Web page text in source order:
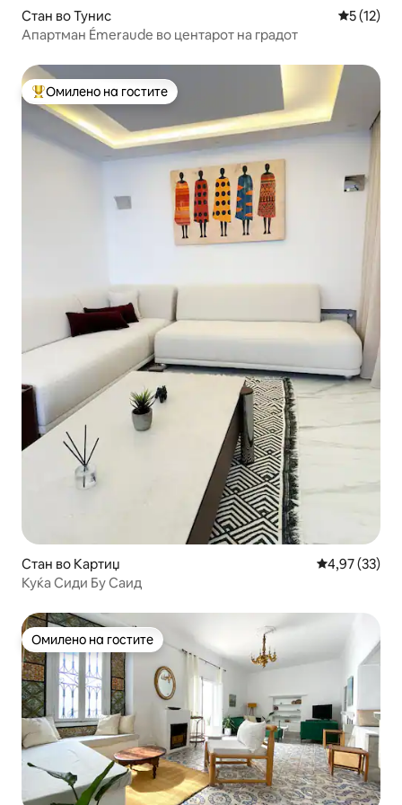
Стан во Тунис
5 (12)
Апартман Émeraude во центарот на градот
Меѓу најуспешните „Омилени на гостите“
Омилено на гостите
Стан во Картиџ Просечна
4,97 (33)
Куќа Сиди Бу Саид
Омилено на гостите
Омилено на гостите